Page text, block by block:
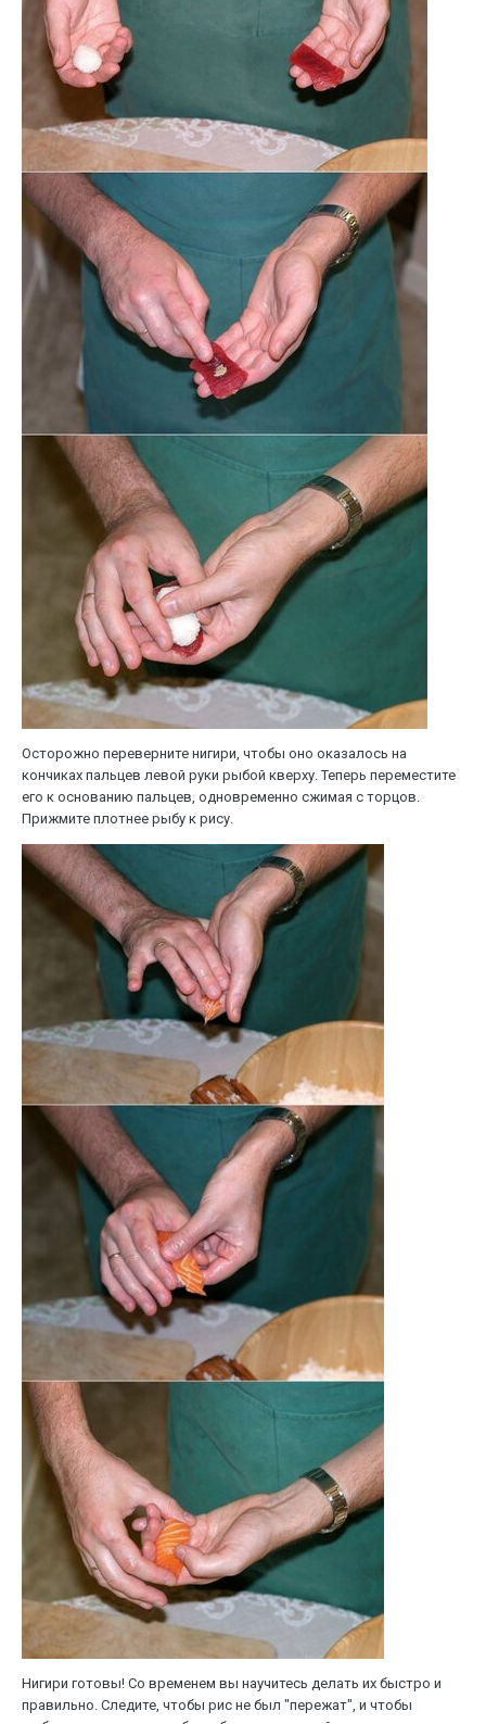
Осторожно переверните нигири, чтобы оно оказалось на
кончиках пальцев левой руки рыбой кверху. Теперь переместите
его к основанию пальцев, одновременно сжимая с торцов.
Прижмите плотнее рыбу к рису.
Нигири готовы! Со временем вы научитесь делать их быстро и
правильно. Следите, чтобы рис не был "пережат", и чтобы